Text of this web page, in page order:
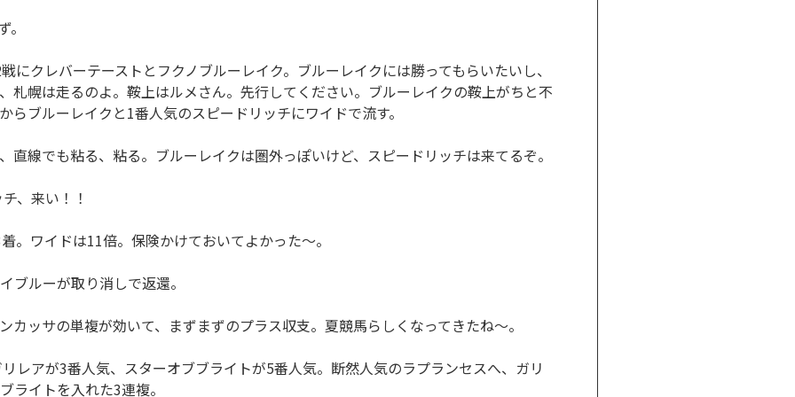
クレバーテーストとフクノブルーレイク。ブルーレイクには勝ってもらいたいし、
札幌は走るのよ。鞍上はルメさん。先行してください。ブルーレイクの鞍上がちと不
らブルーレイクと1番人気のスピードリッチにワイドで流す。
線でも粘る、粘る。ブルーレイクは圏外っぽいけど、スピードリッチは来てるぞ。
、来い！！
ワイドは11倍。保険かけておいてよかった～。
ルーが取り消しで返還。
ッサの単複が効いて、まずまずのプラス収支。夏競馬らしくなってきたね～。
アが3番人気、スターオブブライトが5番人気。断然人気のラプランセスへ、ガリ
ライトを入れた3連複。